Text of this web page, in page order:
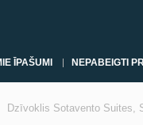
ĪPAŠUMI NEPABEIGTI
Dzīvoklis Sotavento Suites,